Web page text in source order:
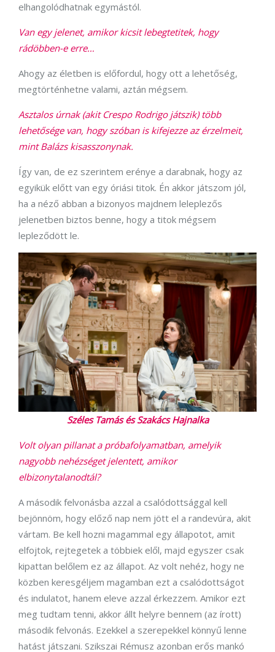
elhangolódhatnak egymástól.
Van egy jelenet, amikor kicsit lebegtetitek, hogy
rádöbben-e erre…
Ahogy az életben is előfordul, hogy ott a lehetőség,
megtörténhetne valami, aztán mégsem.
Asztalos úrnak (akit Crespo Rodrigo játszik) több
lehetősége van, hogy szóban is kifejezze az érzelmeit,
mint Balázs kisasszonynak.
Így van, de ez szerintem erénye a darabnak, hogy az
egyikük előtt van egy óriási titok. Én akkor játszom jól,
ha a néző abban a bizonyos majdnem leleplezős
jelenetben biztos benne, hogy a titok mégsem
lepleződött le.
Széles Tamás és Szakács Hajnalka
Volt olyan pillanat a próbafolyamatban, amelyik
nagyobb nehézséget jelentett, amikor
elbizonytalanodtál?
A második felvonásba azzal a csalódottsággal kell
bejönnöm, hogy előző nap nem jött el a randevúra, akit
vártam. Be kell hozni magammal egy állapotot, amit
elfojtok, rejtegetek a többiek elől, majd egyszer csak
kipattan belőlem ez az állapot. Az volt nehéz, hogy ne
közben keresgéljem magamban ezt a csalódottságot
és indulatot, hanem eleve azzal érkezzem. Amikor ezt
meg tudtam tenni, akkor állt helyre bennem (az írott)
második felvonás. Ezekkel a szerepekkel könnyű lenne
hatást játszani. Szikszai Rémusz azonban erős mankó